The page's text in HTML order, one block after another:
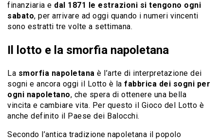
finanziaria e dal 1871 le estrazioni si tengono ogni
sabato, per arrivare ad oggi quando i numeri vincenti
sono estratti tre volte a settimana.
Il lotto e la smorfia napoletana
La smorfia napoletana è l’arte di interpretazione dei
sogni e ancora oggi il Lotto è la fabbrica dei sogni per
ogni napoletano, che spera di ottenere una bella
vincita e cambiare vita. Per questo il Gioco del Lotto è
anche definito il Paese dei Balocchi.
Secondo l’antica tradizione napoletana il popolo